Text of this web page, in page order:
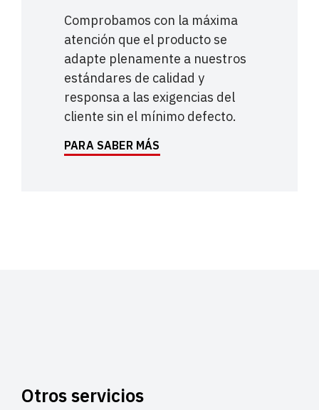
Comprobamos con la máxima
atención que el producto se
adapte plenamente a nuestros
estándares de calidad y
responsa a las exigencias del
cliente sin el mínimo defecto.
PARA SABER MÁS
Otros servicios